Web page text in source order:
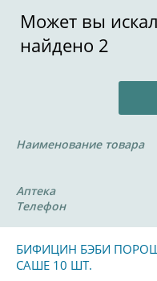
Может вы
найдено 2
Наименование товара
Аптека
Телефон
БИФИЦИН БЭБИ
САШЕ 10 ШТ.